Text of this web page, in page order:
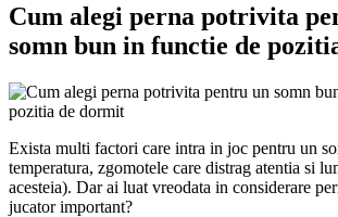
Cum alegi perna potrivita
somn bun in functie de
Exista multi factori care intra in joc pentru un
temperatura, zgomotele care distrag atentia si
acesteia). Dar ai luat vreodata in considerare
jucator important?